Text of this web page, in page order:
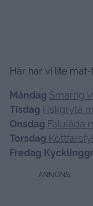
Här har vi lite
Måndag Smarrig
Tisdag Fiskgryta
Onsdag Falulåda
Torsdag
Fredag